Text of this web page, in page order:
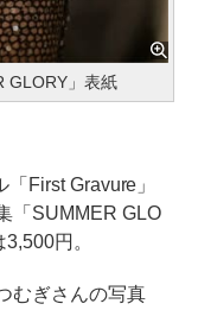
GLORY」表紙
First Gravure」
「SUMMER GLO
円。
むぎさんの写真